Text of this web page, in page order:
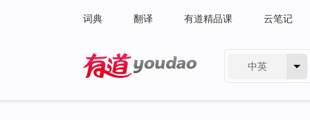
词典 翻译 有道精品课 云笔记
中英